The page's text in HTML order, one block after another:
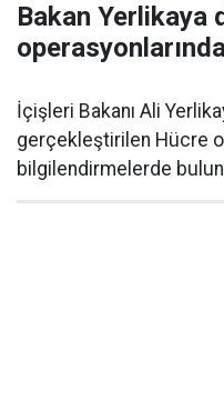
Bakan Yerlikaya
İçişleri Bakanı Ali
gerçekleştirilen Hücre
bilgilendirmelerde